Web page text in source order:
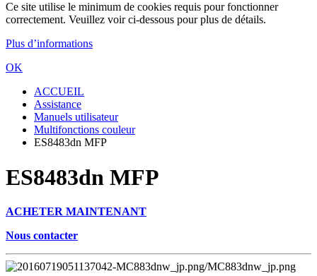
Ce site utilise le minimum de cookies requis pour fonctionner
correctement. Veuillez voir ci-dessous pour plus de détails.
Plus d’informations
OK
ACCUEIL
Assistance
Manuels utilisateur
Multifonctions couleur
ES8483dn MFP
ES8483dn MFP
ACHETER MAINTENANT
Nous contacter